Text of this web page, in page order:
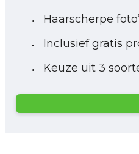
Haarscherpe
Inclusief gratis
Keuze uit 3